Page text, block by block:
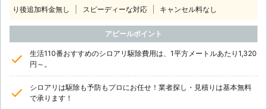
り後追加料金無し
スピーディーな対応 キャンセル料なし
アピールポイント
生活110番おすすめのシロアリ駆除費用は、1平方メートルあたり1,320
円～。
シロアリは駆除も予防もプロにお任せ！業者探し・見積りは基本無料
で承ります！